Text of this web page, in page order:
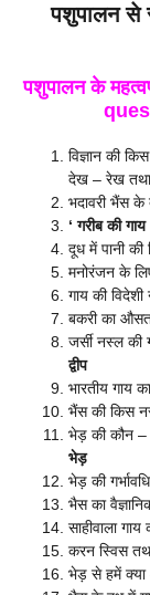
पशुपालन से
पशुपालन के
विज्ञान की
देख – रेख
भदावरी भैंस के
‘ गरीब की गाय
दूध में पानी
मनोरंजन के
गाय की
बकरी का
जर्सी नस्ल की
द्वीप
भारतीय गाय
भैंस की किस
भेड़ की कौन –
भेड़
भेड़ की
भैस का
साहीवाला
करन स्विस
भेड़ से हमें क्या